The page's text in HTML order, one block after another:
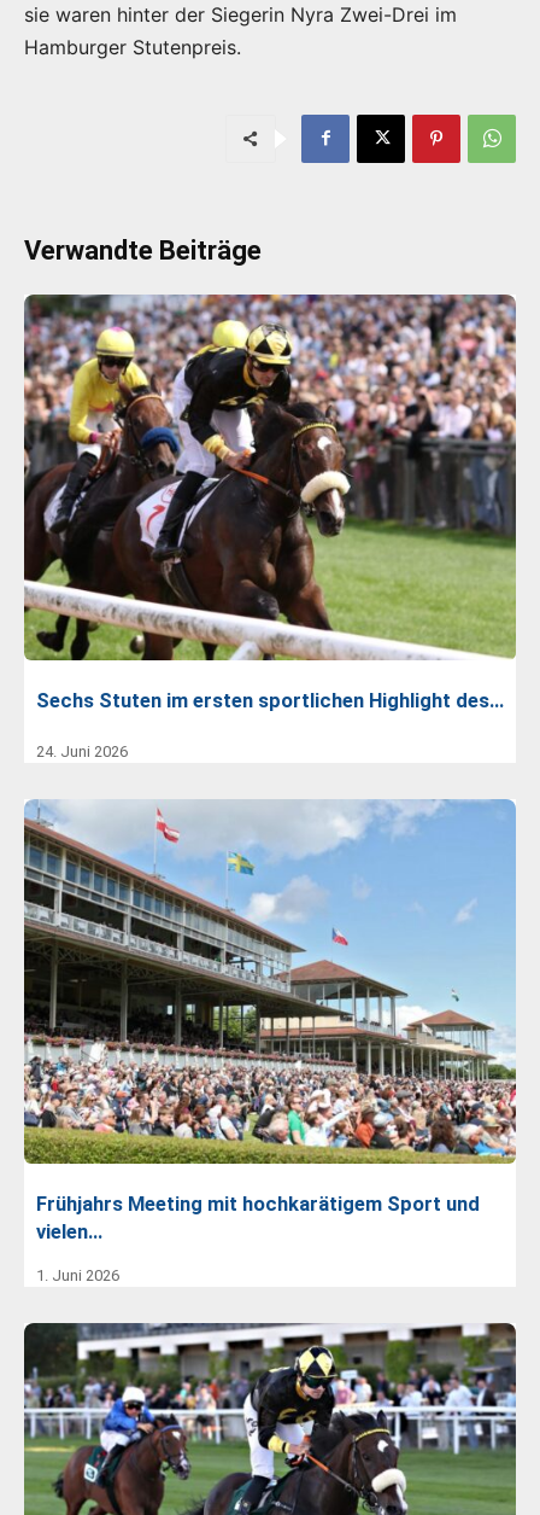
sie waren hinter der Siegerin Nyra Zwei-Drei im
Hamburger Stutenpreis.
Verwandte Beiträge
Sechs Stuten im ersten sportlichen Highlight des…
24. Juni 2026
Frühjahrs Meeting mit hochkarätigem Sport und
vielen…
1. Juni 2026